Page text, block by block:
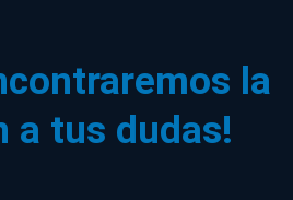
la
a tus dudas!